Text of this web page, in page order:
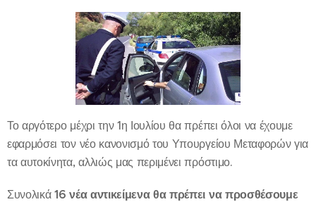
Το αργότερο μέχρι την 1η Ιουλίου θα πρέπει όλοι να έχουμε
εφαρμόσει τον νέο κανονισμό του Υπουργείου Μεταφορών για
τα αυτοκίνητα, αλλιώς μας περιμένει πρόστιμο.
Συνολικά16 νέα αντικείμενα θα πρέπει να προσθέσουμε